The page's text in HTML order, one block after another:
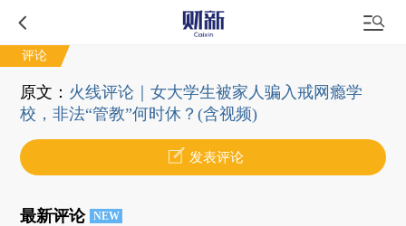
评论
原文： 火线评论｜女大学生被家人骗入戒网瘾学
校，非法“管教”何时休？(含视频)
发表评论
最新评论 NEW